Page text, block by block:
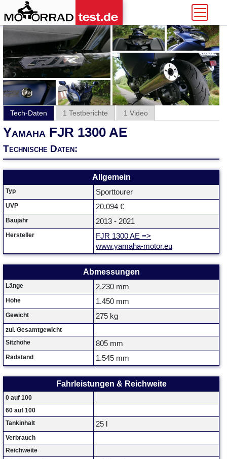
Tech-Daten 1 Testberichte 1 Video
Yamaha FJR 1300 AE
Technische Daten:
Allgemein
Typ Sporttourer
UVP 20.094 €
Baujahr 2013 - 2021
Hersteller
FJR 1300 AE =>
www.yamaha-motor.eu
Abmessungen
Länge 2.230 mm
Höhe 1.450 mm
Gewicht 275 kg
zul. Gesamtgewicht
Sitzhöhe
805 mm
Radstand 1.545 mm
Fahrleistungen & Reichweite
0 auf 100
60 auf 100
Tankinhalt
25 l
Verbrauch
Reichweite